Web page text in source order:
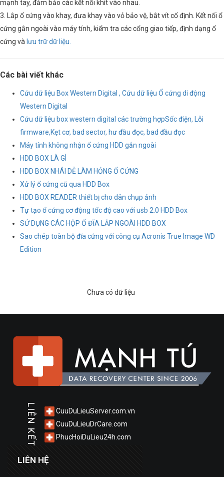
mạnh tay, đảm bảo các kết nối khít vào nhau.
3. Lắp ổ cứng vào khay, đưa khay vào vỏ bảo vệ, bắt vít cố định. Kết nối ổ
cứng gắn ngoài vào máy tính, kiểm tra các cổng giao tiếp, định dạng ổ
cứng và ưu trữ dữ liệu.
Các bài viết khác
Cứu dữ liệu Box Western Digital , Cứu dữ liệu Ổ cứng di động
Western Digital
Cứu dữ liệu box western digital các trường hợpSốc điện, Lỗi
firmware,Kẹt cơ, bad sector, hư đầu đọc, bad đầu đọc
Máy tính không nhận ổ cứng HDD gắn ngoài
HDD BOX LÀ GÌ
HDD BOX NHÁI DỄ LÀM HỎNG Ổ CỨNG
Xử lý ổ cứng cũ qua HDD Box
HDD BOX READER thiết bị cho dân chụp ảnh
Tự tạo ổ cứng cơ động tốc độ cao với usb 2.0 HDD Box
SỬ DỤNG CÁC HỘP Ổ ĐĨA LẮP NGOÀI HDD BOX
Sao chép toàn bộ đĩa cứng với công cụ Acronis True Image WD
Edition
Chưa có dữ liệu
LIÊN KẾT
CuuDuLieuServer.com.vn
CuuDuLieuDrCare.com
PhucHoiDuLieu24h.com
LIÊN HỆ